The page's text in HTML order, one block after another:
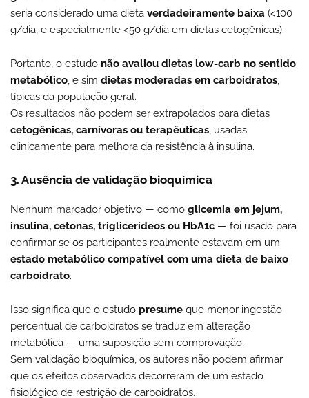
seria considerado uma dieta verdadeiramente baixa (<100
g/dia, e especialmente <50 g/dia em dietas cetogênicas).
Portanto, o estudo não avaliou dietas low-carb no sentido
metabólico, e sim dietas moderadas em carboidratos,
típicas da população geral.
Os resultados não podem ser extrapolados para dietas
cetogênicas, carnívoras ou terapêuticas, usadas
clinicamente para melhora da resistência à insulina.
3. Ausência de validação bioquímica
Nenhum marcador objetivo — como glicemia em jejum,
insulina, cetonas, triglicerídeos ou HbA1c — foi usado para
confirmar se os participantes realmente estavam em um
estado metabólico compatível com uma dieta de baixo
carboidrato.
Isso significa que o estudo presume que menor ingestão
percentual de carboidratos se traduz em alteração
metabólica — uma suposição sem comprovação.
Sem validação bioquímica, os autores não podem afirmar
que os efeitos observados decorreram de um estado
fisiológico de restrição de carboidratos.